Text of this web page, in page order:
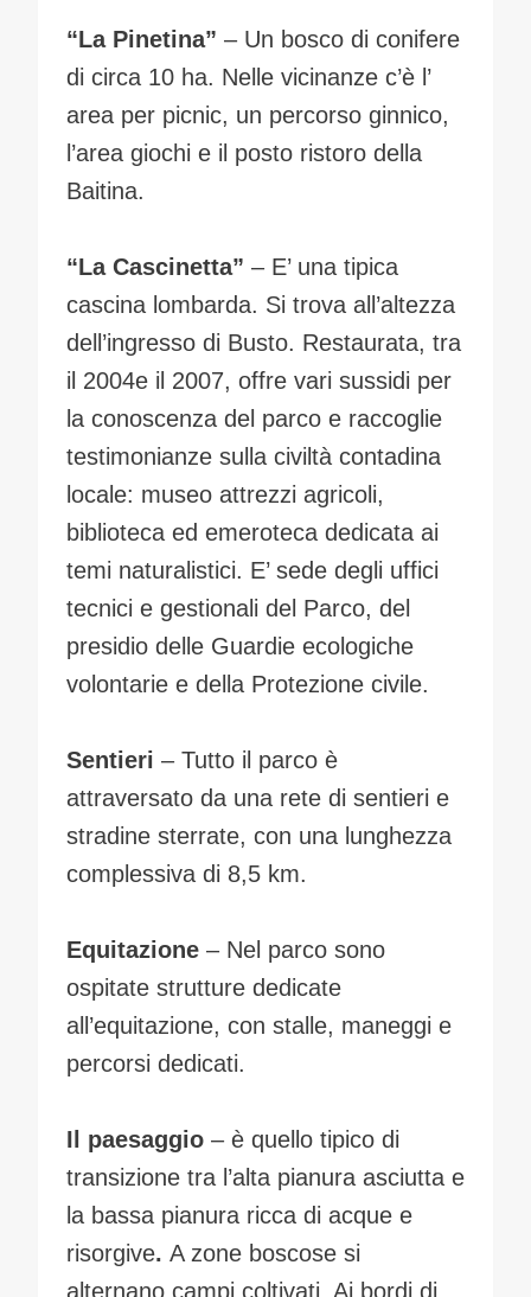
“La Pinetina” – Un bosco di conifere
di circa 10 ha. Nelle vicinanze c’è l’
area per picnic, un percorso ginnico,
l’area giochi e il posto ristoro della
Baitina.
“La Cascinetta” – E’ una tipica
cascina lombarda. Si trova all’altezza
dell’ingresso di Busto. Restaurata, tra
il 2004e il 2007, offre vari sussidi per
la conoscenza del parco e raccoglie
testimonianze sulla civiltà contadina
locale: museo attrezzi agricoli,
biblioteca ed emeroteca dedicata ai
temi naturalistici. E’ sede degli uffici
tecnici e gestionali del Parco, del
presidio delle Guardie ecologiche
volontarie e della Protezione civile.
Sentieri – Tutto il parco è
attraversato da una rete di sentieri e
stradine sterrate, con una lunghezza
complessiva di 8,5 km.
Equitazione – Nel parco sono
ospitate strutture dedicate
all’equitazione, con stalle, maneggi e
percorsi dedicati.
Il paesaggio – è quello tipico di
transizione tra l’alta pianura asciutta e
la bassa pianura ricca di acque e
risorgive. A zone boscose si
alternano campi coltivati. Ai bordi di